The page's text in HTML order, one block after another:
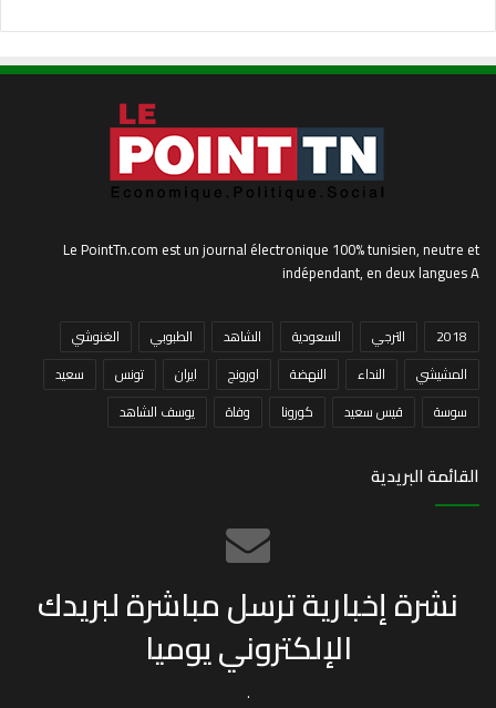
Le PointTn.com est un journal électronique 100% tunisien, neutre et
indépendant, en deux langues A
2018 الترجي السعودية الشاهد الطبوبي
الغنوشي
المشيشي
النداء النهضة اورونج ايران تونس
سعيد
سوسة
قيس سعيد كورونا وفاة يوسف الشاهد
القائمة البريدية
نشرة إخبارية ترسل مباشرة لبريدك
الإلكتروني يوميا
.